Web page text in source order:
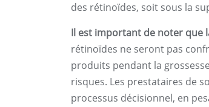
des rétinoïdes, soit sous la
Il est important de noter que
rétinoïdes ne seront pas
produits pendant la
risques. Les prestataires de
processus décisionnel, en